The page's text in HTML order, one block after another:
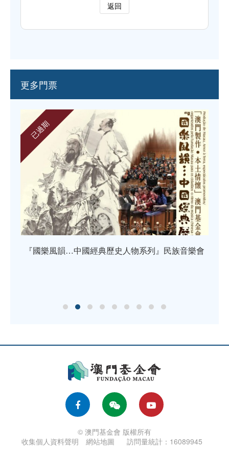
返回
更多門票
已過期
『國樂風韻…中國經典歷史人物系列』民族音樂會
© 澳門基金會 版權所有
收集個人資料聲明
網站地圖 訪問量統計：16089945